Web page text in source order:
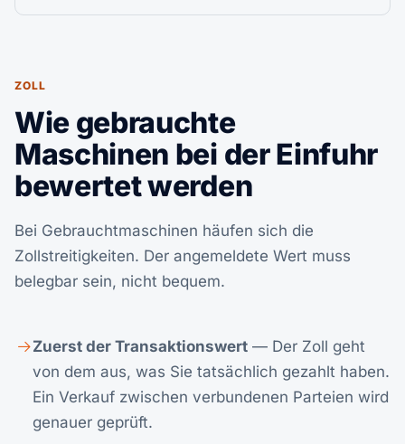
ZOLL
Wie gebrauchte
Maschinen bei der Einfuhr
bewertet werden
Bei Gebrauchtmaschinen häufen sich die
Zollstreitigkeiten. Der angemeldete Wert muss
belegbar sein, nicht bequem.
Zuerst der Transaktionswert — Der Zoll geht
von dem aus, was Sie tatsächlich gezahlt haben.
Ein Verkauf zwischen verbundenen Parteien wird
genauer geprüft.